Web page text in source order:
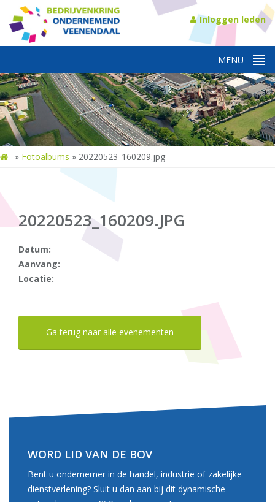
Inloggen leden
» Fotoalbums » 20220523_160209.jpg
20220523_160209.JPG
Datum:
Aanvang:
Locatie:
Ga terug naar alle evenementen
WORD LID VAN DE BOV
Bent u ondernemer in de handel, industrie of zakelijke
dienstverlening? Sluit u dan aan bij dit dynamische